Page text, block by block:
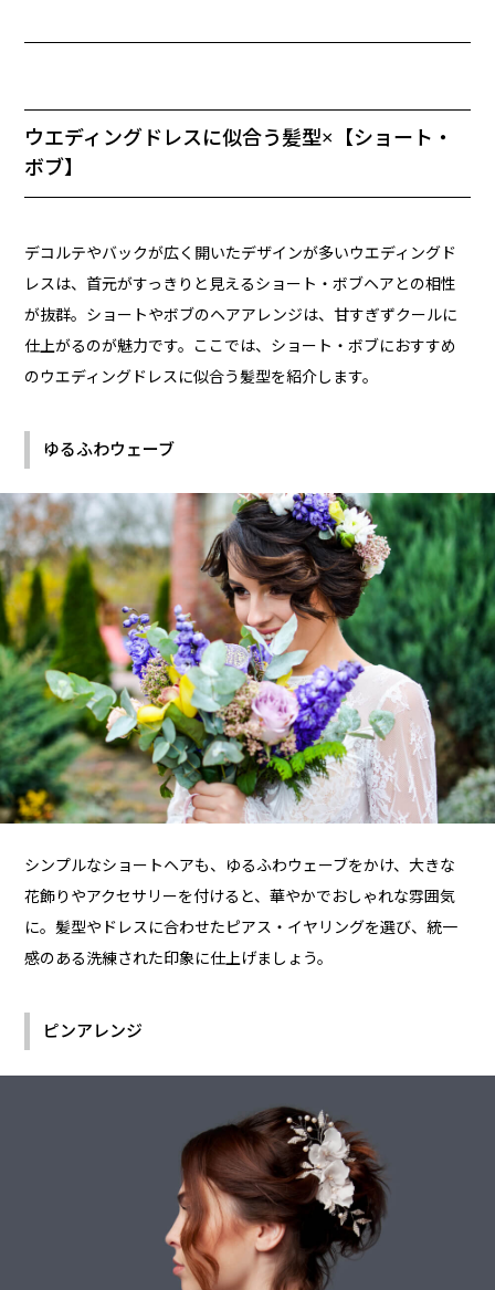
ウエディングドレスに似合う髪型×【ショート・
ボブ】
デコルテやバックが広く開いたデザインが多いウエディングド
レスは、首元がすっきりと見えるショート・ボブヘアとの相性
が抜群。ショートやボブのヘアアレンジは、甘すぎずクールに
仕上がるのが魅力です。ここでは、ショート・ボブにおすすめ
のウエディングドレスに似合う髪型を紹介します。
ゆるふわウェーブ
シンプルなショートヘアも、ゆるふわウェーブをかけ、大きな
花飾りやアクセサリーを付けると、華やかでおしゃれな雰囲気
に。髪型やドレスに合わせたピアス・イヤリングを選び、統一
感のある洗練された印象に仕上げましょう。
ピンアレンジ